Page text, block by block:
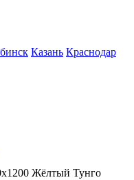
Казань Краснодар
Жёлтый Тунго